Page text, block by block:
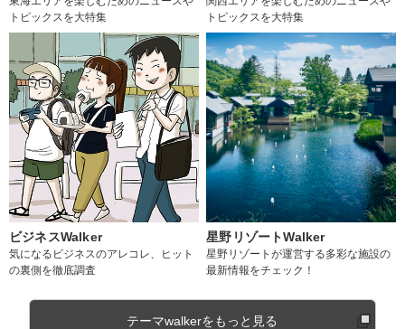
トピックスを大特集
トピックスを大特集
ビジネスWalker
気になるビジネスのアレコレ、ヒット
の裏側を徹底調査
星野リゾートWalker
星野リゾートが運営する多彩な施設の
最新情報をチェック！
テーマwalkerをもっと見る